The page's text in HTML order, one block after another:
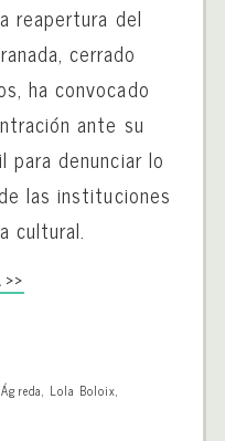
reapertura del
cerrado
ha convocado
ante su
para denunciar lo
las instituciones
cultural.
, Lola Boloix,